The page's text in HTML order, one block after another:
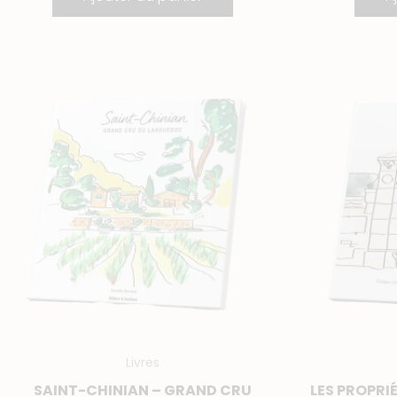
Livres
SAINT-CHINIAN – GRAND CRU
Saint-
-
Grand
Cru
Languedoc
LES